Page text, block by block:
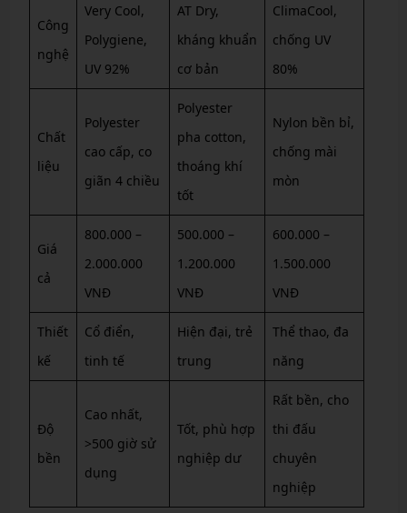
Công
nghệ
Very Cool,
Polygiene,
UV 92%
AT Dry,
kháng khuẩn
cơ bản
ClimaCool,
chống UV
80%
Chất
liệu
Polyester
cao cấp, co
giãn 4 chiều
Polyester
pha cotton,
thoáng khí
tốt
Nylon bền bỉ,
chống mài
mòn
Giá
cả
800.000 –
2.000.000
VNĐ
500.000 –
1.200.000
VNĐ
600.000 –
1.500.000
VNĐ
Thiết
kế
Cổ điển,
tinh tế
Hiện đại, trẻ
trung
Thể thao, đa
năng
Độ
bền
Cao nhất,
>500 giờ sử
dụng
Tốt, phù hợp
nghiệp dư
Rất bền, cho
thi đấu
chuyên
nghiệp